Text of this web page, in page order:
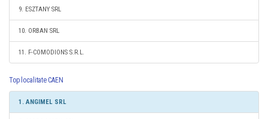
9. ESZTANY SRL
10. ORBAN SRL
11. F-COMODIONS S.R.L.
Top localitate CAEN
1. ANGIMEL SRL